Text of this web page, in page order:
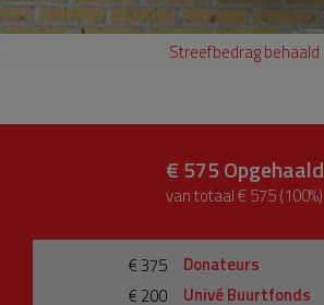
Streefbedrag behaald
€ 575Opgehaald
van totaal € 575 (100%)
€ 375
Donateurs
€ 200
Univé Buurtfonds